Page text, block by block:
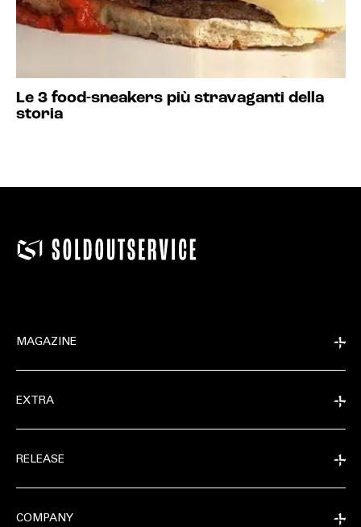
Le 3 food-sneakers più stravaganti della
storia
MAGAZINE
EXTRA
RELEASE
COMPANY